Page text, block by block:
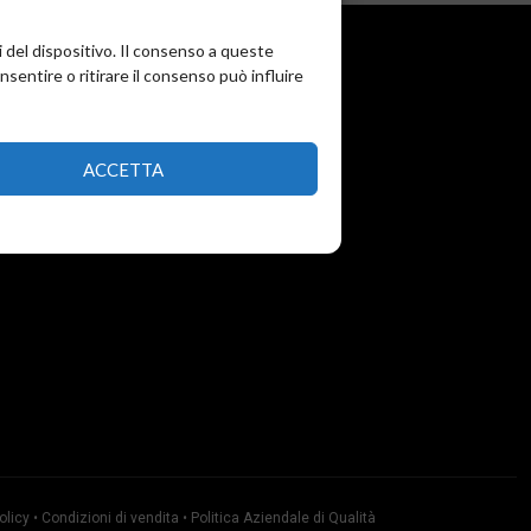
del dispositivo. Il consenso a queste
o ritirare il consenso può influire
ACCETTA
• Condizioni di vendita • Politica Aziendale di Qualità